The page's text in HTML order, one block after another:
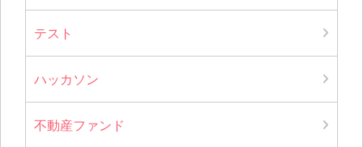
テスト
ハッカソン
不動産ファンド